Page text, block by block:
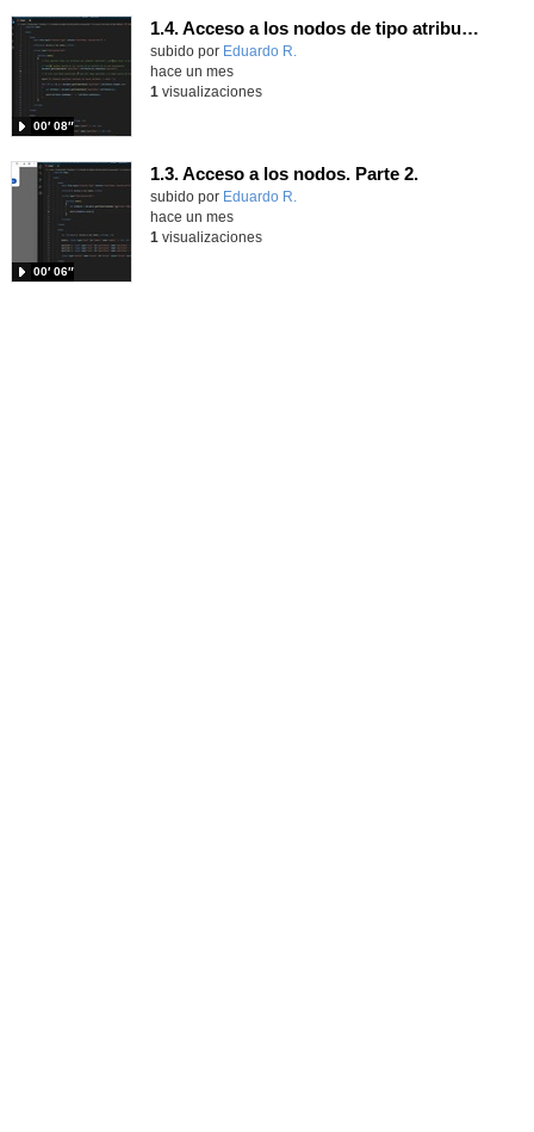
1.4. Acceso a los nodos de tipo atributo. Parte 2.
Contenido educativo.
subido por Eduardo R.
00′ 08″
hace un mes
1 visualizaciones
1.3. Acceso a los nodos. Parte 2.
Contenido educativo.
subido por Eduardo R.
00′ 06″
hace un mes
1 visualizaciones